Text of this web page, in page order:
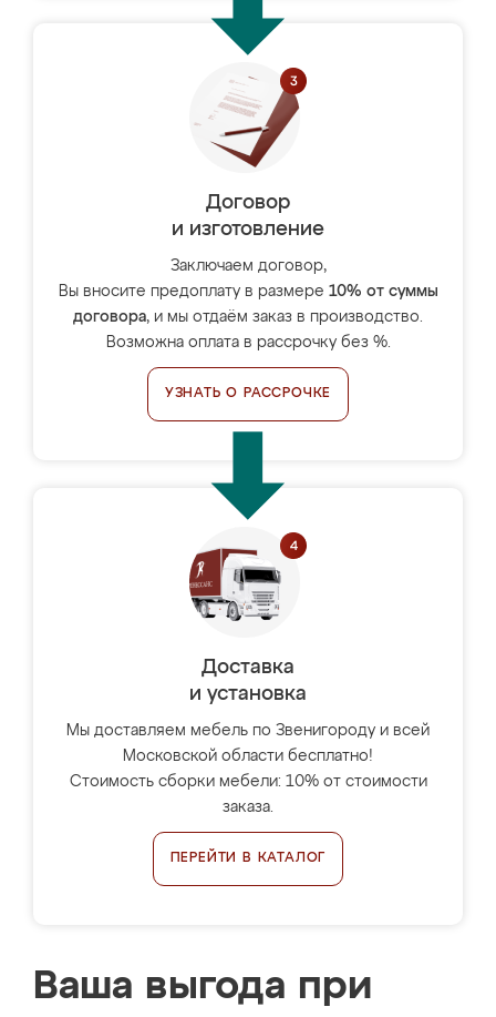
Договор
и изготовление
Заключаем договор,
Вы вносите предоплату в размере 10% от суммы
договора, и мы отдаём заказ в производство.
Возможна оплата в рассрочку без %.
УЗНАТЬ О РАССРОЧКЕ
Доставка
и установка
Мы доставляем мебель по Звенигороду и всей
Московской области бесплатно!
Стоимость сборки мебели: 10% от стоимости
заказа.
ПЕРЕЙТИ В КАТАЛОГ
Ваша выгода при